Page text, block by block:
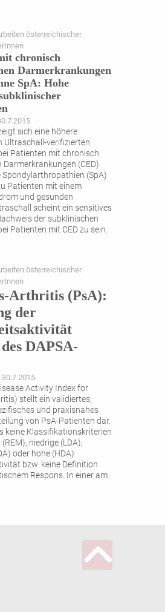
österreichischer
­chronisch
Darm­erkrankungen
SpA: Hohe
sich eine höhere
Ultraschall-verifizierten
Patienten mit chronisch
(CED)
Spondylarthropathien (SpA)
Patienten mit einem
und gesunden
scheint ein sensitives
der subklinischen
Patienten mit CED zu sein.
österreichischer
Arthritis (PsA):
der
DAPSA-
Activity Index for
stellt ein validiertes,
und praxisnahes
von PsA-Patienten dar.
keine Klassifikationskriterien
niedrige (LDA),
oder hohe (HDA)
bzw. keine Definition
Respons. In einer am